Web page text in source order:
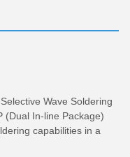
Wave Soldering
(Dual In-line Package)
capabilities in a